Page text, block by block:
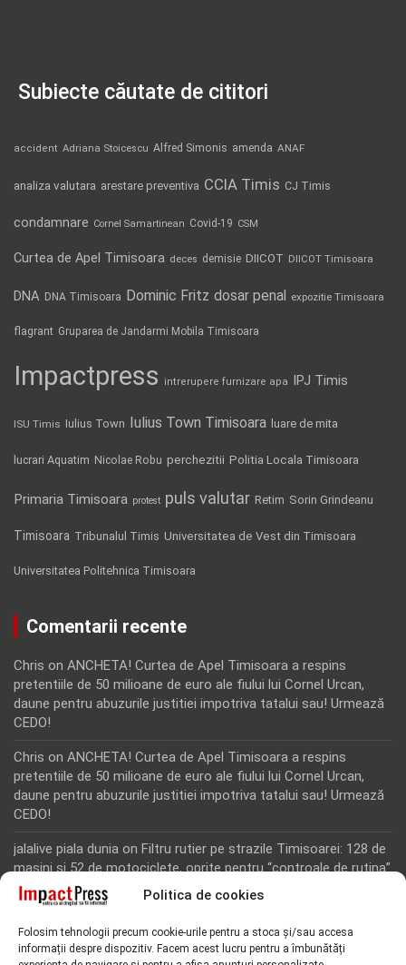
Politica de cookies
Folosim tehnologii precum cookie-urile pentru a stoca și/sau accesa
informații despre dispozitiv. Facem acest lucru pentru a îmbunătăți
Subiecte căutate de cititori
accident Adriana Stoicescu Alfred Simonis amenda ANAF
analiza valutara arestare preventiva CCIA Timis CJ Timis
condamnare Cornel Samartinean Covid-19 CSM
Curtea de Apel Timisoara deces demisie DIICOT DIICOT Timisoara
DNA DNA Timisoara Dominic Fritz dosar penal expozitie Timisoara
flagrant Gruparea de Jandarmi Mobila Timisoara
Impactpress intrerupere furnizare apa IPJ Timis
ISU Timis Iulius Town Iulius Town Timisoara luare de mita
lucrari Aquatim Nicolae Robu perchezitii Politia Locala Timisoara
Primaria Timisoara protest puls valutar Retim Sorin Grindeanu
Timisoara Tribunalul Timis Universitatea de Vest din Timisoara
Universitatea Politehnica Timisoara
Comentarii recente
Chris on ANCHETA! Curtea de Apel Timisoara a respins
pretentiile de 50 milioane de euro ale fiului lui Cornel Urcan,
daune pentru abuzurile justitiei impotriva tatalui sau! Urmează
CEDO!
Chris on ANCHETA! Curtea de Apel Timisoara a respins
pretentiile de 50 milioane de euro ale fiului lui Cornel Urcan,
daune pentru abuzurile justitiei impotriva tatalui sau! Urmează
CEDO!
jalalive piala dunia on Filtru rutier pe strazile Timisoarei: 128 de
masini si 52 de motociclete, oprite pentru “controale de rutina”
Rodion Camatoritul on Inca un martor din dosarul fraudei cu
“Toti martorii hartuiti au facut plangere penala pentru
represiune nedreapta si cercetare abuziva”, anunta avocatul